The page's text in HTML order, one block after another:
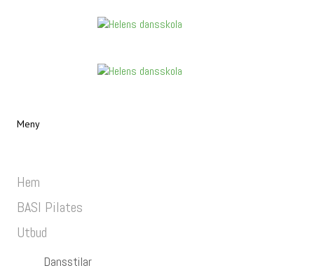
Meny
Hem
BASI Pilates
Utbud
Dansstilar